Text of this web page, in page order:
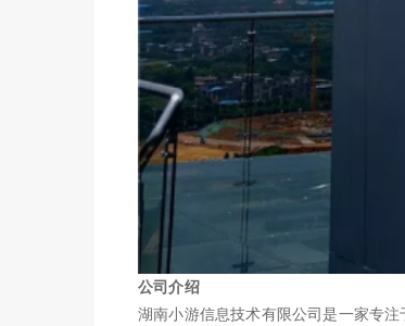
公司介绍
湖南小游信息技术有限公司是一家专